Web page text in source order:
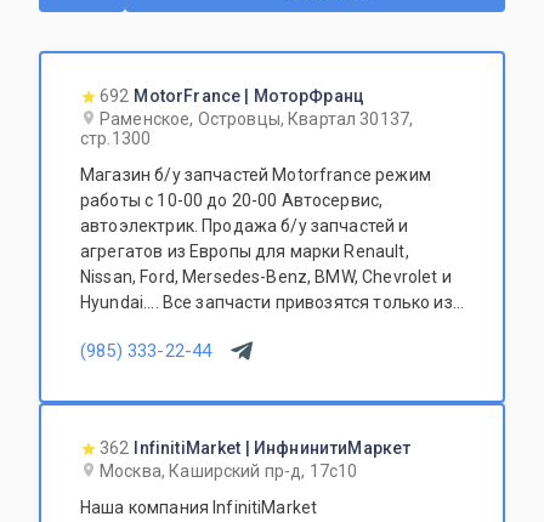
692 MotorFrance | МоторФранц
Раменское, Островцы, Квартал 30137,
стр.1300
Магазин б/у запчастей Motorfrance режим
работы с 10-00 до 20-00 Автосервис,
автоэлектрик. Продажа б/у запчастей и
агрегатов из Европы для марки Renault,
Nissan, Ford, Mersedes-Benz, BMW, Chevrolet и
Hyundai.... Все запчасти привозятся только из
(985) 333-22-44
362
InfinitiMarket | ИнфнинитиМаркет
Москва, Каширский пр-д, 17с10
Наша компания InfinitiMarket